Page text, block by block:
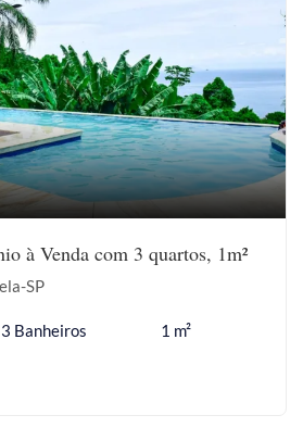
à Venda com 3 quartos, 1m²
SP
3 Banheiros 1 m²